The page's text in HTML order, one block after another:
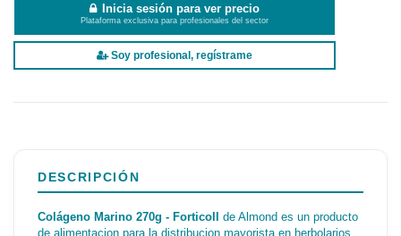
Inicia sesión para ver precio
Plataforma exclusiva para profesionales del sector
Soy profesional, regístrame
DESCRIPCIÓN
Colágeno Marino 270g - Forticoll
de Almond es un producto
de alimentacion para la distribucion mayorista en herbolarios,